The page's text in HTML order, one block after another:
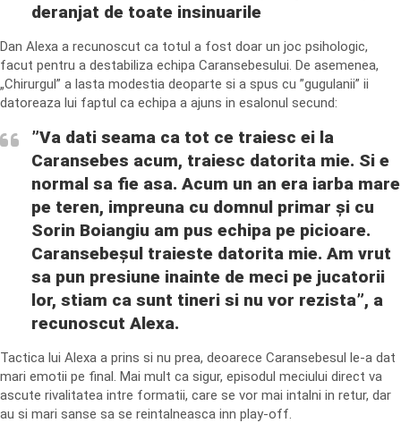
deranjat de toate insinuarile
Dan Alexa a recunoscut ca totul a fost doar un joc psihologic,
facut pentru a destabiliza echipa Caransebesului. De asemenea,
„Chirurgul” a lasta modestia deoparte si a spus cu ”gugulanii” ii
datoreaza lui faptul ca echipa a ajuns in esalonul secund:
”Va dati seama ca tot ce traiesc ei la
Caransebes acum, traiesc datorita mie. Si e
normal sa fie asa. Acum un an era iarba mare
pe teren, impreuna cu domnul primar și cu
Sorin Boiangiu am pus echipa pe picioare.
Caransebeșul traieste datorita mie. Am vrut
sa pun presiune inainte de meci pe jucatorii
lor, stiam ca sunt tineri si nu vor rezista”, a
recunoscut Alexa.
Tactica lui Alexa a prins si nu prea, deoarece Caransebesul le-a dat
mari emotii pe final. Mai mult ca sigur, episodul meciului direct va
ascute rivalitatea intre formatii, care se vor mai intalni in retur, dar
au si mari sanse sa se reintalneasca inn play-off.